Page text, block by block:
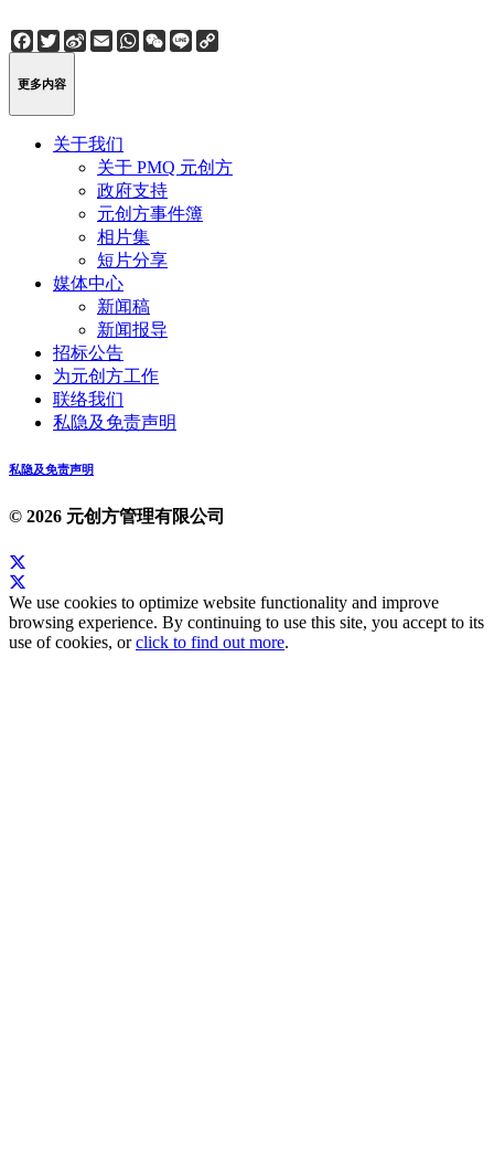
Facebook
Twitter
Sina
Weibo
EmailWhatsApp
WeChat
Line
更多内容
关于我们
关于 PMQ 元创方
政府支持
元创方事件簿
相片集
短片分享
媒体中心
新闻稿
新闻报导
招标公告
为元创方工作
联络我们
私隐及免责声明
私隐及免责声明
© 2026 元创方管理有限公司
We use cookies to optimize website functionality and improve
browsing experience. By continuing to use this site, you accept to its
use of cookies, orclick to find out more.